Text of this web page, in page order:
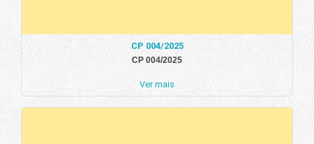
CP 004/2025
CP 004/2025
Ver mais